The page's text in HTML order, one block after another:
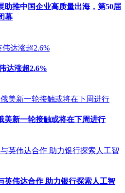
助推中国企业高质量出海，第50届
幕
达涨超2.6%
美新一轮接触或将在下周进行
英伟达合作 助力银行探索人工智